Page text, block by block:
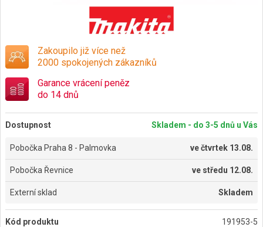
Zakoupilo již více než
2000 spokojených zákazníků
Garance vrácení peněz
do 14 dnů
Dostupnost Skladem - do 3-5 dnů u Vás
Pobočka Praha 8 - Palmovka večtvrtek 13.08.
Pobočka Řevnice ve středu 12.08.
Externí sklad Skladem
Kód produktu 191953-5